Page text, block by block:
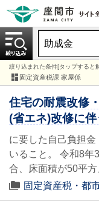
絞り込まれた条件[タップすると
固定資産税課 家屋係
住宅の耐震改修
(省エネ)改修に
に要した自己負担金
いること。 令和8年
合、床面積が50平
固定資産税・都